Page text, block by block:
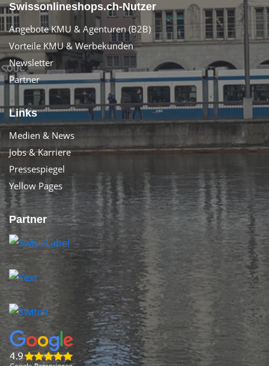
Swissonlineshops.ch-Nutzer
Angebote KMU & Agenturen (B2B)
Vorteile KMU & Werbekunden
Newsletter
Partner
Links
Medien & News
Jobs & Karriere
Pressespiegel
Yellow Pages
Partner